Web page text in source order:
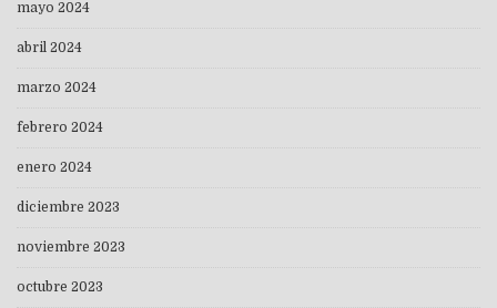
mayo 2024
abril 2024
marzo 2024
febrero 2024
enero 2024
diciembre 2023
noviembre 2023
octubre 2023